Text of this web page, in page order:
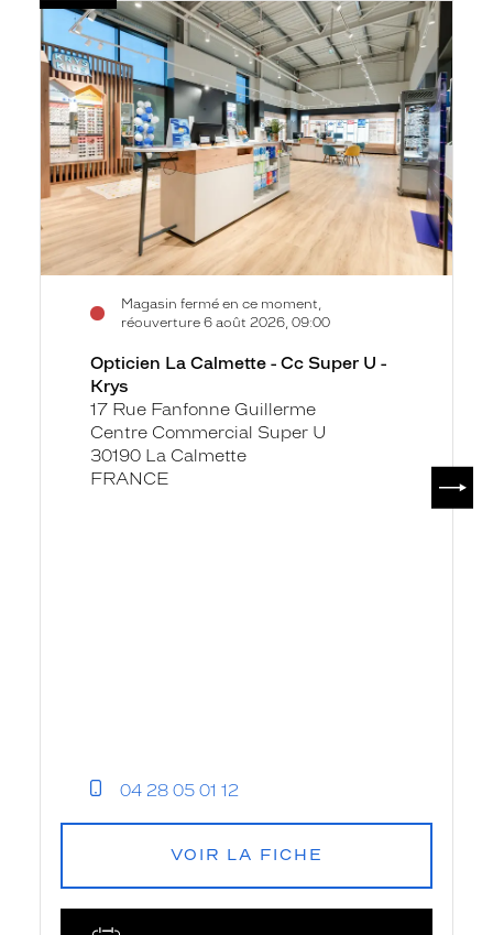
Opticien
La
Calmette
-
Cc
Super
U
-
Krys
Magasin fermé en ce moment,
réouverture 6 août 2026, 09:00
Voir
la
fiche
Opticien La Calmette - Cc Super U -
Krys
17 Rue Fanfonne Guillerme
Centre Commercial Super U
30190 La Calmette
FRANCE
04 28 05 01 12
VOIR LA FICHE